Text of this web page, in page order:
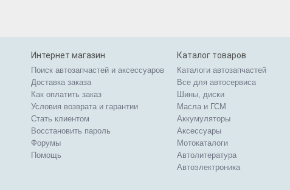
Интернет магазин
Поиск автозапчастей и аксессуаров
Доставка заказа
Как оплатить заказ
Условия возврата и гарантии
Стать клиентом
Восстановить пароль
Форумы
Помощь
Каталог товаров
Каталоги автозапчастей
Все для автосервиса
Шины, диски
Масла и ГСМ
Аккумуляторы
Аксессуары
Мотокаталоги
Автолитература
Автоэлектроника